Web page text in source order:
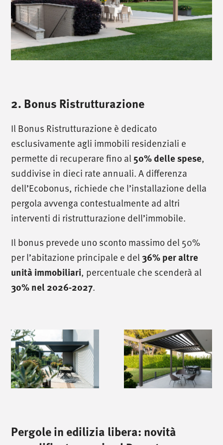
2. Bonus Ristrutturazione
Il Bonus Ristrutturazione è dedicato
esclusivamente agli immobili residenziali e
permette di recuperare fino al50% delle spese,
suddivise in dieci rate annuali. A differenza
dell’Ecobonus, richiede che l’installazione della
pergola avvenga contestualmente ad altri
interventi di ristrutturazione dell’immobile.
Il bonus prevede uno sconto massimo del 50%
per l’abitazione principale e del36% per altre
unità immobiliari, percentuale che scenderà al
30% nel 2026-2027.
Pergole in edilizia libera: novità